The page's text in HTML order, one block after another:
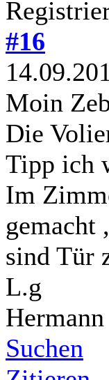
#16
Moin
Die
Tipp ich
Im
gemacht
sind Tür
L.g
Hermann
Suchen